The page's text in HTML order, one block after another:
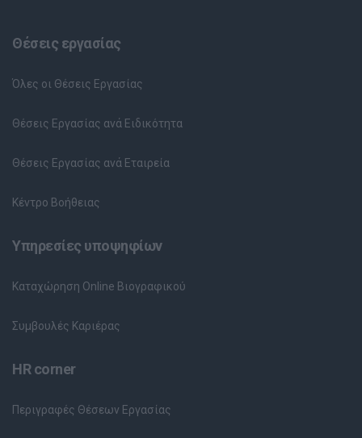
Θέσεις εργασίας
Όλες οι Θέσεις Εργασίας
Θέσεις Εργασίας ανά Ειδικότητα
Θέσεις Εργασίας ανά Εταιρεία
Κέντρο Βοήθειας
Υπηρεσίες υποψηφίων
Καταχώρηση Online Βιογραφικού
Συμβουλές Καριέρας
HR corner
Περιγραφές Θέσεων Εργασίας